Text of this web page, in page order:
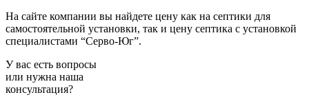
На сайте компании вы найдете цену как на септики для
самостоятельной установки, так и цену септика с установкой
специалистами “Серво-Юг”.
У вас есть вопросы
или нужна наша
консультация?